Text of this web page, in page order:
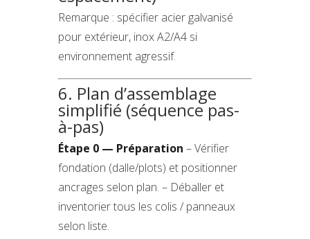
Remarque : spécifier acier galvanisé
pour extérieur, inox A2/A4 si
environnement agressif.
6. Plan d’assemblage
simplifié (séquence pas-
à-pas)
Étape 0 — Préparation – Vérifier
fondation (dalle/plots) et positionner
ancrages selon plan. – Déballer et
inventorier tous les colis / panneaux
selon liste.